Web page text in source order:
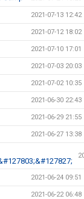
2021-07-13 12:42
2021-07-12 18:02
2021-07-10 17:01
2021-07-03 20:03
2021-07-02 10:35
2021-06-30 22:43
2021-06-29 21:55
2021-06-27 13:38
2021-06-24 09:51
2021-06-22 06:48